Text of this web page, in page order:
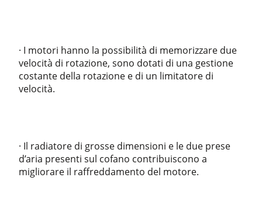
· I motori hanno la possibilità di memorizzare due
velocità di rotazione, sono dotati di una gestione
costante della rotazione e di un limitatore di
velocità.
· Il radiatore di grosse dimensioni e le due prese
d’aria presenti sul cofano contribuiscono a
migliorare il raffreddamento del motore.